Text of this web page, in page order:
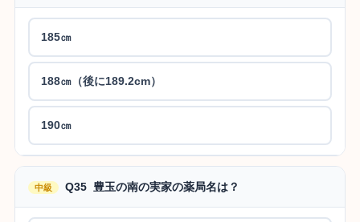
185㎝
188㎝（後に189.2cm）
190㎝
中級 Q35 豊玉の南の実家の薬局名は？